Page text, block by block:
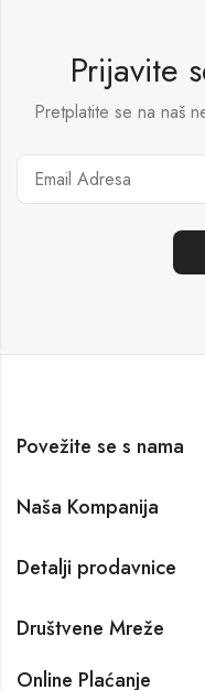
Prijavite
Pretplatite se na naš
Povežite se s nama
Naša Kompanija
Detalji prodavnice
Društvene Mreže
Online Plaćanje